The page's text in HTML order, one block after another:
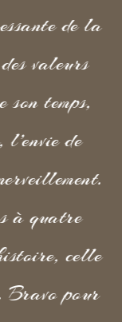
de la
valeurs
temps,
l’envie de
à quatre
celle
Bravo pour